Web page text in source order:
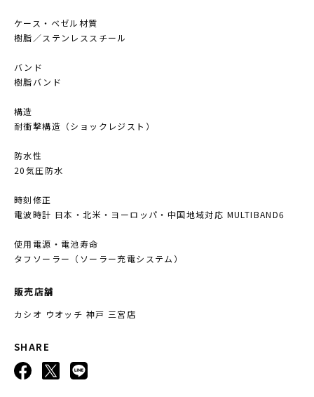
ケース・ベゼル材質
樹脂／ステンレススチール
バンド
樹脂バンド
構造
耐衝撃構造（ショックレジスト）
防水性
20気圧防水
時刻修正
電波時計 日本・北米・ヨーロッパ・中国地域対応 MULTIBAND6
使用電源・電池寿命
タフソーラー（ソーラー充電システム）
販売店舗
カシオ ウオッチ 神戸 三宮店
SHARE